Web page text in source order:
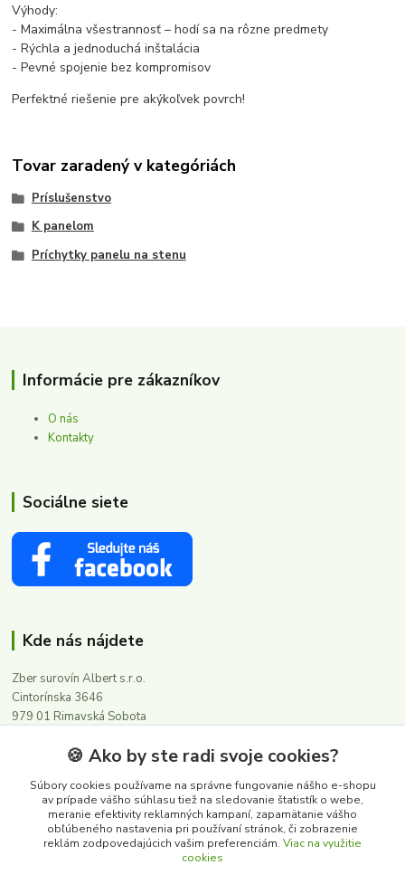
Výhody:
- Maximálna všestrannosť – hodí sa na rôzne predmety
- Rýchla a jednoduchá inštalácia
- Pevné spojenie bez kompromisov
Perfektné riešenie pre akýkoľvek povrch!
Tovar zaradený v kategóriách
Príslušenstvo
K panelom
Príchytky panelu na stenu
Informácie pre zákazníkov
O nás
Kontakty
Sociálne siete
Kde nás nájdete
Zber surovín Albert s.r.o.
Cintorínska 3646
979 01 Rimavská Sobota
Kontakty
0911 502 504
(Po-Pia, 8-16 hod.)
🍪 Ako by ste radi svoje cookies?
Súbory cookies používame na správne fungovanie nášho e-shopu
av prípade vášho súhlasu tiež na sledovanie štatistík o webe,
meranie efektivity reklamných kampaní, zapamätanie vášho
obľúbeného nastavenia pri používaní stránok, či zobrazenie
reklám zodpovedajúcich vašim preferenciám. Viac na využitie
cookies